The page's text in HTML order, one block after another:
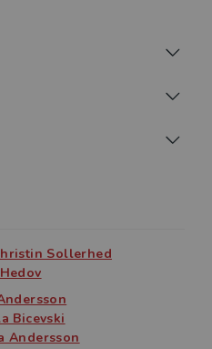
för andra med
Sollerhed
Bicevski
Andersson